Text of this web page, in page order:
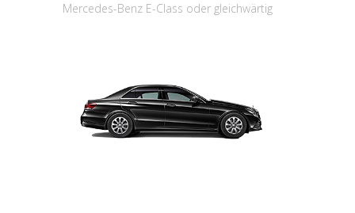
Mercedes-Benz E-Class oder gleichwärtig